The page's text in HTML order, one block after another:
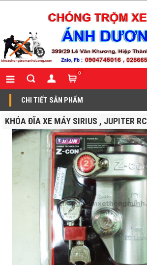
0
CHI TIẾT SẢN PHẨM
KHÓA ĐĨA XE MÁY SIRIUS , JUPITER RC